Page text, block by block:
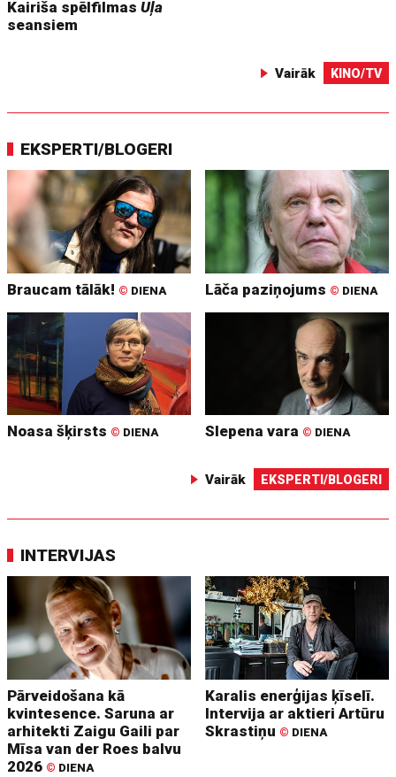
Kairiša spēlfilmasUļa
seansiem
Vairāk KINO/TV
EKSPERTI/BLOGERI
Braucam tālāk! © DIENA Lāča paziņojums © DIENA
Noasa šķirsts © DIENA Slepena vara © DIENA
Vairāk EKSPERTI/BLOGERI
INTERVIJAS
Pārveidošana kā
kvintesence. Saruna ar
arhitekti Zaigu Gaili par
Mīsa van der Roes balvu
2026 © DIENA
Karalis enerģijas ķīselī.
Intervija ar aktieri Artūru
Skrastiņu © DIENA